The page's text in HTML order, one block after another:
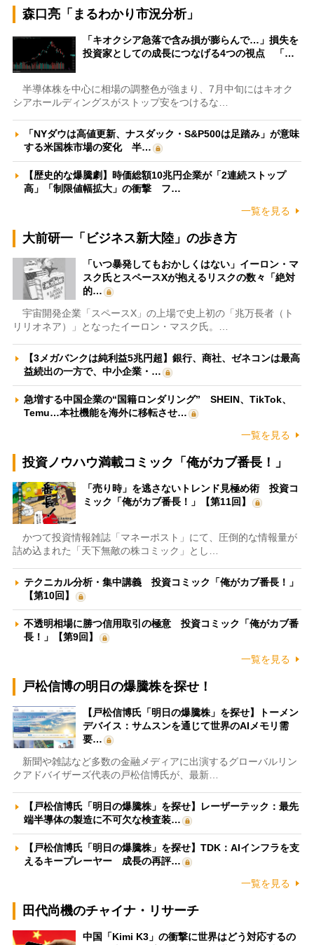
森口亮「まるわかり市況分析」
「キオクシア急落で含み損が膨らんで…」損失を
投資家としての成長につなげる4つの視点 「…
半導体株を中心に相場の調整色が強まり、7月中旬にはキオク
シアホールディングスがストップ安をつけるな…
「NYダウは高値更新、ナスダック・S&P500は足踏み」が意味
する米国株市場の変化 半…
【歴史的な爆騰劇】時価総額10兆円企業が「2連続ストップ
高」「制限値幅拡大」の衝撃 フ…
一覧を見る
大前研一「ビジネス新大陸」の歩き方
「いつ暴発してもおかしくはない」イーロン・マ
スク氏とスペースXが抱えるリスクの数々「絶対
的…
宇宙開発企業「スペースX」の上場で史上初の「兆万長者（ト
リリオネア）」となったイーロン・マスク氏。…
【3メガバンクは純利益5兆円超】銀行、商社、ゼネコンは最高
益続出の一方で、中小企業・…
急増する中国企業の“国籍ロンダリング” SHEIN、TikTok、
Temu…本社機能を海外に移転させ…
一覧を見る
投資ノウハウ満載コミック「俺がカブ番長！」
「売り時」を逃さないトレンド見極め術 投資コ
ミック「俺がカブ番長！」【第11回】
かつて投資情報雑誌「マネーポスト」にて、圧倒的な情報量が
詰め込まれた「天下無敵の株コミック」とし…
テクニカル分析・集中講義 投資コミック「俺がカブ番長！」
【第10回】
不透明相場に勝つ信用取引の極意 投資コミック「俺がカブ番
長！」【第9回】
一覧を見る
戸松信博の明日の爆騰株を探せ！
【戸松信博氏「明日の爆騰株」を探せ】トーメン
デバイス：サムスンを通じて世界のAIメモリ需
要…
新聞や雑誌など多数の金融メディアに出演するグローバルリン
クアドバイザーズ代表の戸松信博氏が、最新…
【戸松信博氏「明日の爆騰株」を探せ】レーザーテック：最先
端半導体の製造に不可欠な検査装…
【戸松信博氏「明日の爆騰株」を探せ】TDK：AIインフラを支
えるキープレーヤー 成長の再評…
一覧を見る
田代尚機のチャイナ・リサーチ
中国「Kimi K3」の衝撃に世界はどう対応するの